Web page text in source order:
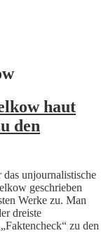
haut
den
unjournalistische
geschrieben
Werke zu. Man
dreiste
zu den